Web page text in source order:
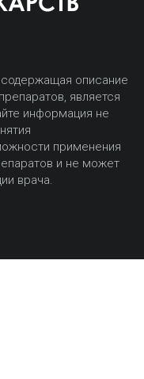
описание
является
информация не
применения
и не может
врача.